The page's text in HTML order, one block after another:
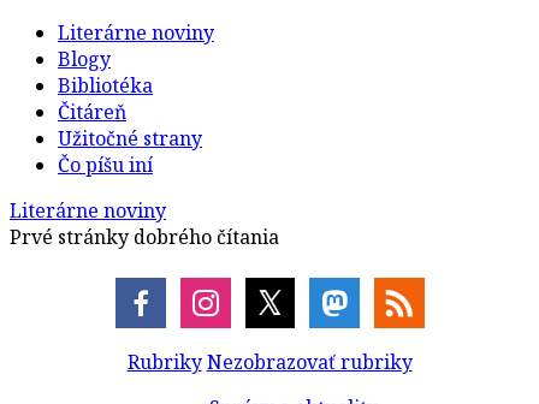
Literárne noviny
Blogy
Bibliotéka
Čitáreň
Užitočné strany
Čo píšu iní
Literárne noviny
Prvé stránky dobrého čítania
Rubriky Nezobrazovať rubriky